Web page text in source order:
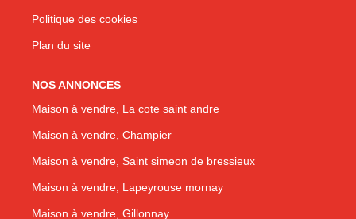
Politique des cookies
Plan du site
NOS ANNONCES
Maison à vendre, La cote saint andre
Maison à vendre, Champier
Maison à vendre, Saint simeon de bressieux
Maison à vendre, Lapeyrouse mornay
Maison à vendre, Gillonnay